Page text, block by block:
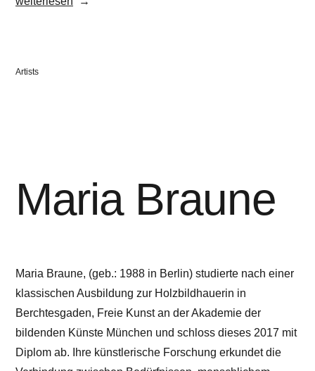
Veröffentlicht
Artists
Maria Braune
Maria Braune, (geb.: 1988 in Berlin) studierte nach einer
klassischen Ausbildung zur Holzbildhauerin in
Berchtesgaden, Freie Kunst an der Akademie der
bildenden Künste München und schloss dieses 2017 mit
Diplom ab. Ihre künstlerische Forschung erkundet die